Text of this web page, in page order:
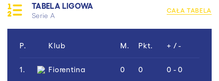
TABELA LIGOWA
Serie A
CAŁA TABELA
P. Klub M. Pkt. + / -
1. Fiorentina 0 0 0 - 0